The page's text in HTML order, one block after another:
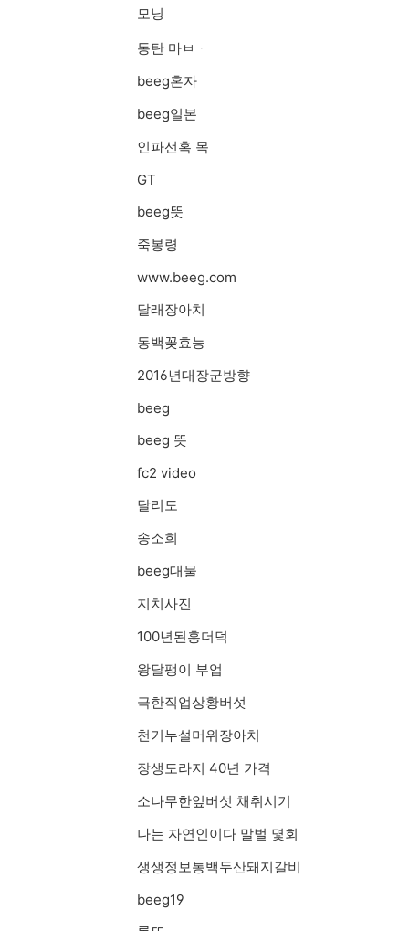
모닝
동탄 마ㅂᆞ
beeg혼자
beeg일본
인파선혹 목
GT
beeg뜻
죽봉령
www.beeg.com
달래장아치
동백꽂효능
2016년대장군방향
beeg
beeg 뜻
fc2 video
달리도
송소희
beeg대물
지치사진
100년된홍더덕
왕달팽이 부업
극한직업상황버섯
천기누설머위장아치
장생도라지 40년 가격
소나무한잎버섯 채취시기
나는 자연인이다 말벌 몇회
생생정보통백두산돼지갈비
beeg19